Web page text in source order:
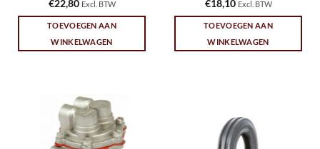
€22,80 Excl. BTW
TOEVOEGEN AAN
WINKELWAGEN
€18,10 Excl. BTW
TOEVOEGEN AAN
WINKELWAGEN